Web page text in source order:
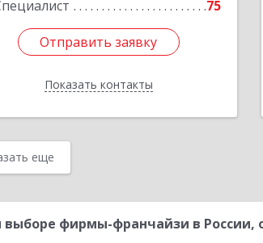
75
Отправить заявку
Показать контакты
Отправить заявку
Назад
еще
выборе фирмы-франчайзи в России,